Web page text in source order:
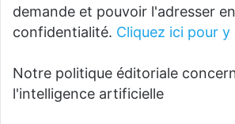
demande et pouvoir l'adresser
confidentialité. Cliquez ici pour y
Notre politique éditoriale
l'intelligence artificielle